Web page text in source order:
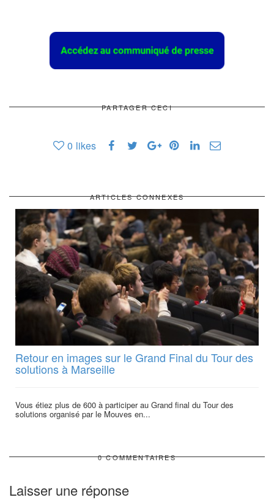
PARTAGER CECI
0 likes
ARTICLES CONNEXES
Retour en images sur le Grand Final du Tour des
solutions à Marseille
Vous étiez plus de 600 à participer au Grand final du Tour des
solutions organisé par le Mouves en...
0 COMMENTAIRES
Laisser une réponse